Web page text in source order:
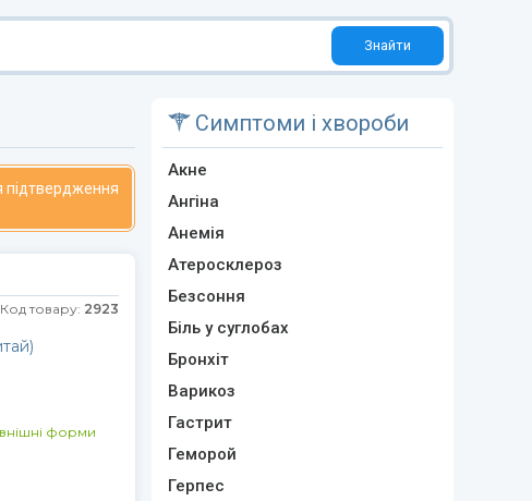
Знайти
підтвердження
Код товару: 2923
форми
Симптоми і хвороби
Акне
Ангіна
Анемія
Атеросклероз
Безсоння
Біль у суглобах
Бронхіт
Варикоз
Гастрит
Геморой
Герпес